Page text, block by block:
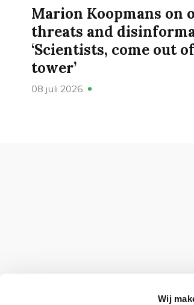
Wij
Marion Koopmans on
threats and
‘Scientists, come out
tower’
08 juli 2026